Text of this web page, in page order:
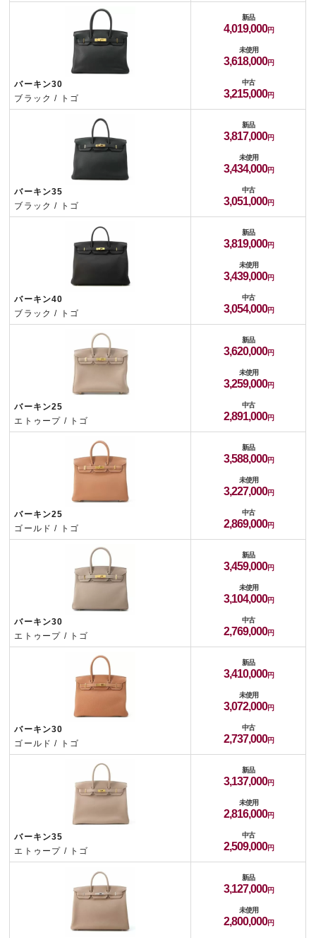
バーキン30
ブラック / トゴ
新品
4,019,000
未使用
3,618,000
中古
3,215,000
バーキン35
ブラック / トゴ
新品
3,817,000
未使用
3,434,000
中古
3,051,000
バーキン40
ブラック / トゴ
新品
3,819,000
未使用
3,439,000
中古
3,054,000
バーキン25
エトゥープ / トゴ
新品
3,620,000
未使用
3,259,000
中古
2,891,000
バーキン25
ゴールド / トゴ
新品
3,588,000
未使用
3,227,000
中古
2,869,000
バーキン30
エトゥープ / トゴ
新品
3,459,000
未使用
3,104,000
中古
2,769,000
バーキン30
ゴールド / トゴ
新品
3,410,000
未使用
3,072,000
中古
2,737,000
バーキン35
エトゥープ / トゴ
新品
3,137,000
未使用
2,816,000
中古
2,509,000
新品
3,127,000
未使用
2,800,000